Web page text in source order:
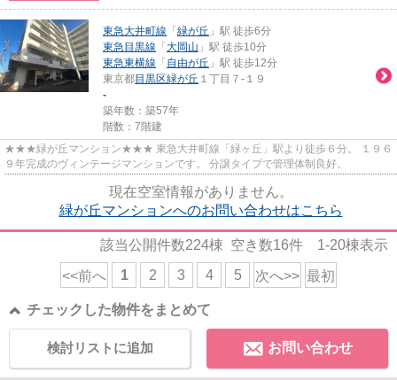
東急大井町線 「 緑が丘 」駅 徒歩6分
東急目黒線 「 大岡山 」駅 徒歩10分
東急東横線 「 自由が丘 」駅 徒歩12分
東京都目黒区緑が丘 １丁目７-１９
-
築年数：築57年
階数：7階建
★★★緑が丘マンション★★★ 東急大井町線「緑ヶ丘」駅より徒歩６分。 １９６
９年完成のヴィンテージマンションです。 分譲タイプで管理体制良好。
現在空室情報がありません。
緑が丘マンションへのお問い合わせはこちら
該当公開件数224棟 空き数16件 1-20棟表示
<<前へ 1 2 3 4 5 次へ>> 最初
チェックした物件をまとめて
お問い合わせ
検討リストに追加